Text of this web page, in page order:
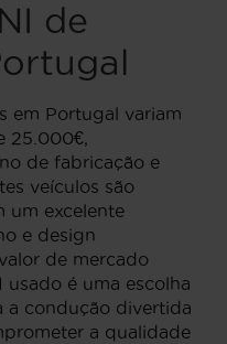
de
em Portugal variam
25.000€,
de fabricação e
veículos são
um excelente
e design
de mercado
é uma escolha
a condução divertida
a qualidade